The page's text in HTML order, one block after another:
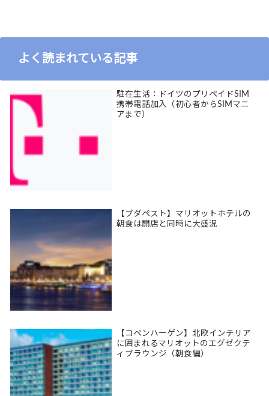
よく読まれている記事
駐在生活：ドイツのプリペイドSIM
携帯電話加入（初心者からSIMマニ
アまで）
【ブダペスト】マリオットホテルの
朝食は開店と同時に大盛況
【コペンハーゲン】北欧インテリア
に囲まれるマリオットのエグゼクテ
ィブラウンジ（朝食編）